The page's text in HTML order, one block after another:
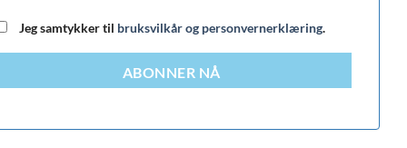
Jeg samtykker til bruksvilkår og personvernerklæring.
ABONNER NÅ